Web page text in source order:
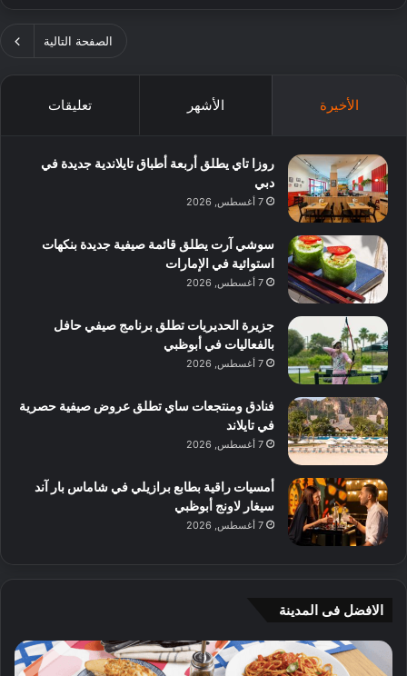
الصفحة التالية
الأخيرة الأشهر تعليقات
روزا تاي يطلق أربعة أطباق تايلاندية جديدة في
دبي
7 أغسطس, 2026
سوشي آرت يطلق قائمة صيفية جديدة بنكهات
استوائية في الإمارات
7 أغسطس, 2026
جزيرة الحديريات تطلق برنامج صيفي حافل
بالفعاليات في أبوظبي
7 أغسطس, 2026
فنادق ومنتجعات ساي تطلق عروض صيفية حصرية
في تايلاند
7 أغسطس, 2026
أمسيات راقية بطابع برازيلي في شاماس بار آند
سيغار لاونج أبوظبي
7 أغسطس, 2026
الافضل فى المدينة
ج
ي